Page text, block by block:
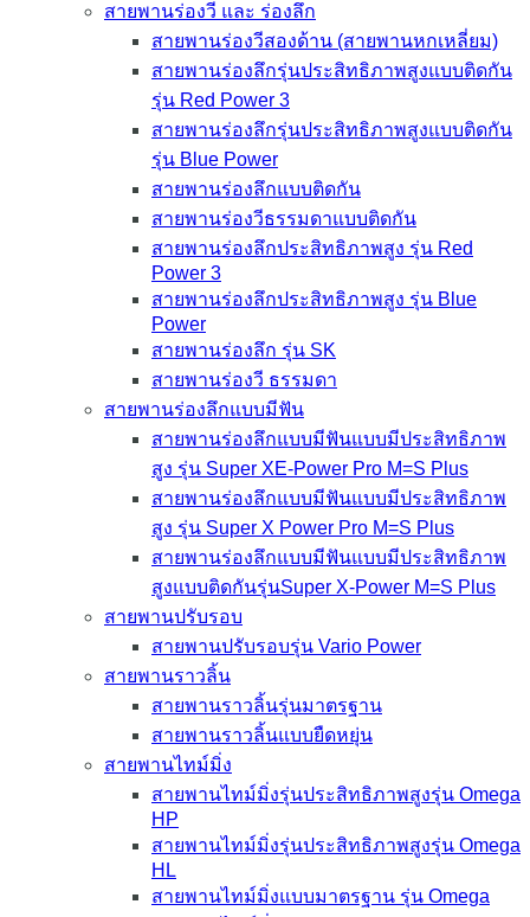
สายพานร่องวี และ ร่องลึก
สายพานร่องวีสองด้าน (สายพานหกเหลี่ยม)
สายพานร่องลึกรุ่นประสิทธิภาพสูงแบบติดกัน
รุ่น Red Power 3
สายพานร่องลึกรุ่นประสิทธิภาพสูงแบบติดกัน
รุ่น Blue Power
สายพานร่องลึกแบบติดกัน
สายพานร่องวีธรรมดาแบบติดกัน
สายพานร่องลึกประสิทธิภาพสูง รุ่น Red
Power 3
สายพานร่องลึกประสิทธิภาพสูง รุ่น Blue
Power
สายพานร่องลึก รุ่น SK
สายพานร่องวี ธรรมดา
สายพานร่องลึกแบบมีฟัน
สายพานร่องลึกแบบมีฟันแบบมีประสิทธิภาพ
สูง รุ่น Super XE-Power Pro M=S Plus
สายพานร่องลึกแบบมีฟันแบบมีประสิทธิภาพ
สูง รุ่น Super X Power Pro M=S Plus
สายพานร่องลึกแบบมีฟันแบบมีประสิทธิภาพ
สูงแบบติดกันรุ่นSuper X-Power M=S Plus
สายพานปรับรอบ
สายพานปรับรอบรุ่น Vario Power
สายพานราวลิ้น
สายพานราวลิ้นรุ่นมาตรฐาน
สายพานราวลิ้นแบบยืดหยุ่น
สายพานไทม์มิ่ง
สายพานไทม์มิ่งรุ่นประสิทธิภาพสูงรุ่น Omega
HP
สายพานไทม์มิ่งรุ่นประสิทธิภาพสูงรุ่น Omega
HL
สายพานไทม์มิ่งแบบมาตรฐาน รุ่น Omega